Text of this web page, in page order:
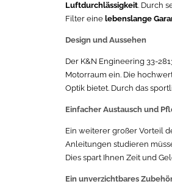
Luftdurchlässigkeit. Durch
Filter eine lebenslange
Design und Aussehen
Der K&N Engineering 33-
Motorraum ein. Die
Optik bietet. Durch das
Einfacher Austausch und
Ein weiterer großer Vorteil
Anleitungen studieren
Dies spart Ihnen Zeit und
Ein unverzichtbares